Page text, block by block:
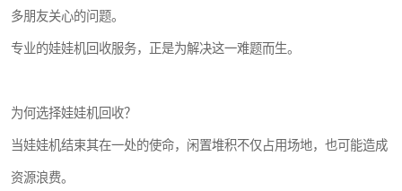
多朋友关心的问题。
专业的娃娃机回收服务，正是为解决这一难题而生。
为何选择娃娃机回收？
当娃娃机结束其在一处的使命，闲置堆积不仅占用场地，也可能造成
资源浪费。